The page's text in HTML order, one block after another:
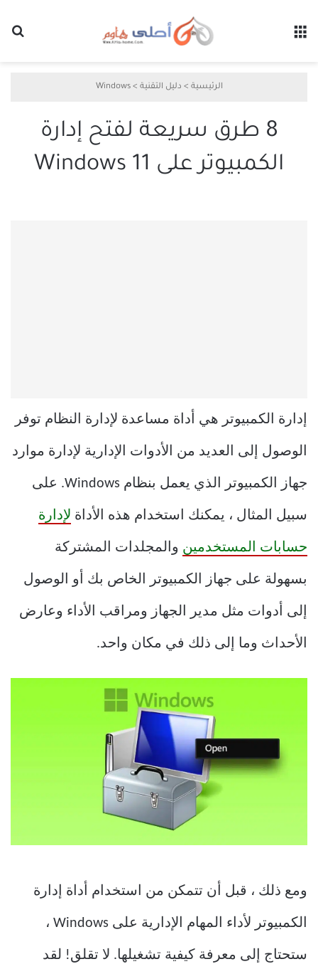
الرئيسية > دليل التقنية >
Windows
8 طرق سريعة لفتح إدارة
الكمبيوتر على Windows 11
إدارة الكمبيوتر هي أداة مساعدة لإدارة النظام توفر
الوصول إلى العديد من الأدوات الإدارية لإدارة موارد
جهاز الكمبيوتر الذي يعمل بنظام Windows. على
سبيل المثال ، يمكنك استخدام هذه الأداة لإدارة
حسابات المستخدمين والمجلدات المشتركة
بسهولة على جهاز الكمبيوتر الخاص بك أو الوصول
إلى أدوات مثل مدير الجهاز ومراقب الأداء وعارض
الأحداث وما إلى ذلك في مكان واحد.
ومع ذلك ، قبل أن تتمكن من استخدام أداة إدارة
الكمبيوتر لأداء المهام الإدارية على Windows ،
ستحتاج إلى معرفة كيفية تشغيلها. لا تقلق! لقد